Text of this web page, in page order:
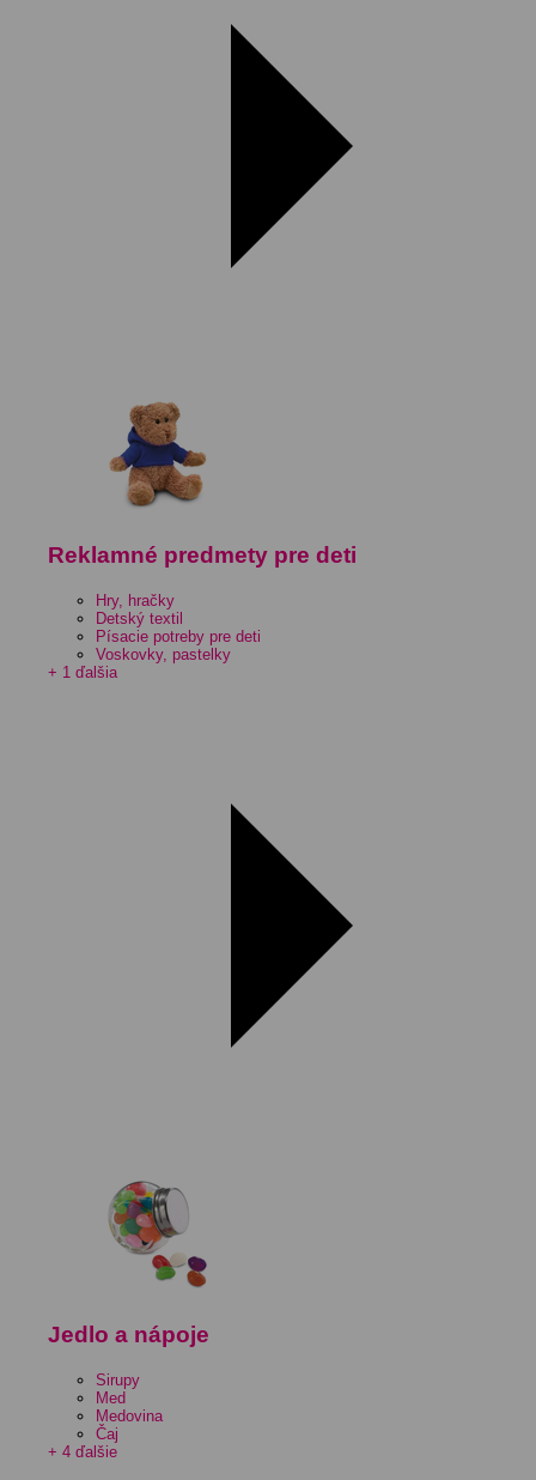
Reklamné predmety pre deti
Hry, hračky
Detský textil
Písacie potreby pre deti
Voskovky, pastelky
+ 1 ďalšia
Jedlo a nápoje
Sirupy
Med
Medovina
Čaj
+ 4 ďalšie